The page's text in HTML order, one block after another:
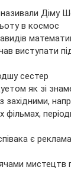
називали
в космос
виступати
сестер
як зі
західними,
фільмах,
є
мистецтв